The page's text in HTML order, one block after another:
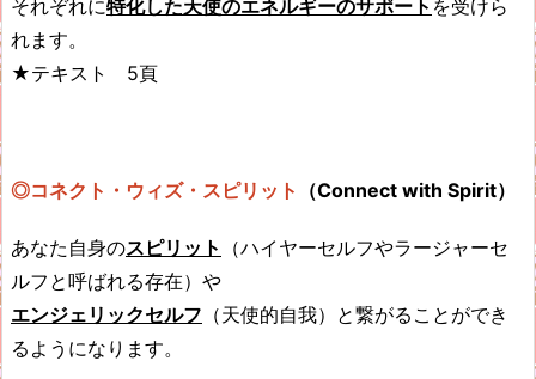
それぞれに特化した天使のエネルギーのサポート を受けら
れます。
★テキスト 5頁
◎コネクト・ウィズ・スピリット （Connect with Spirit）
あなた自身のスピリット
（ハイヤーセルフやラージャーセ
ルフと呼ばれる存在）や
エンジェリックセルフ （天使的自我）と繋がることができ
るようになります。